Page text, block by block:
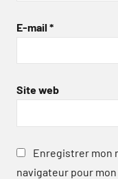
E-mail *
Site web
Enregistrer mon
navigateur pour